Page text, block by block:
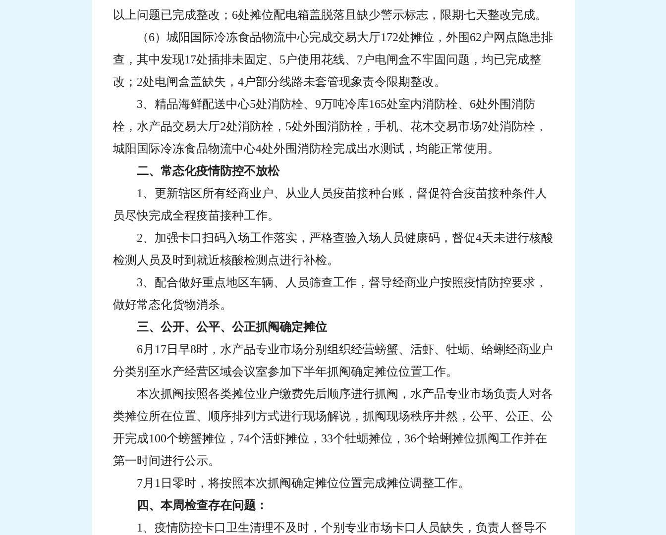
以上问题已完成整改；6处摊位配电箱盖脱落且缺少警示标志，限期七天整改完成。
（6）城阳国际冷冻食品物流中心完成交易大厅172处摊位，外围62户网点隐患排
查，其中发现17处插排未固定、5户使用花线、7户电闸盒不牢固问题，均已完成整
改；2处电闸盒盖缺失，4户部分线路未套管现象责令限期整改。
3、精品海鲜配送中心5处消防栓、9万吨冷库165处室内消防栓、6处外围消防
栓，水产品交易大厅2处消防栓，5处外围消防栓，手机、花木交易市场7处消防栓，
城阳国际冷冻食品物流中心4处外围消防栓完成出水测试，均能正常使用。
二、常态化疫情防控不放松
1、更新辖区所有经商业户、从业人员疫苗接种台账，督促符合疫苗接种条件人
员尽快完成全程疫苗接种工作。
2、加强卡口扫码入场工作落实，严格查验入场人员健康码，督促4天未进行核酸
检测人员及时到就近核酸检测点进行补检。
3、配合做好重点地区车辆、人员筛查工作，督导经商业户按照疫情防控要求，
做好常态化货物消杀。
三、公开、公平、公正抓阄确定摊位
6月17日早8时，水产品专业市场分别组织经营螃蟹、活虾、牡蛎、蛤蜊经商业户
分类别至水产经营区域会议室参加下半年抓阄确定摊位位置工作。
本次抓阄按照各类摊位业户缴费先后顺序进行抓阄，水产品专业市场负责人对各
类摊位所在位置、顺序排列方式进行现场解说，抓阄现场秩序井然，公平、公正、公
开完成100个螃蟹摊位，74个活虾摊位，33个牡蛎摊位，36个蛤蜊摊位抓阄工作并在
第一时间进行公示。
7月1日零时，将按照本次抓阄确定摊位位置完成摊位调整工作。
四、本周检查存在问题：
1、疫情防控卡口卫生清理不及时，个别专业市场卡口人员缺失，负责人督导不